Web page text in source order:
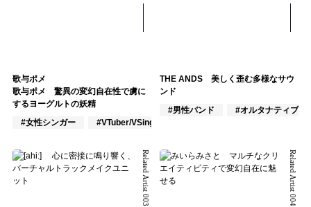
歌与ポメ
歌与ポメ 驚異の変幻自在性で虜に
するヨーグルトの妖精
#女性シンガー
#VTuber/VSinger
THE ANDS 美しく歪む多様なサウ
ンド
#男性バンド
#オルタナティブ
Related Artist 003 Related Artist 004